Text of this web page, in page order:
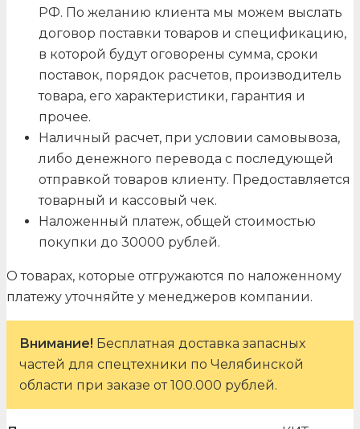
РФ. По желанию клиента мы можем выслать
договор поставки товаров и спецификацию,
в которой будут оговорены сумма, сроки
поставок, порядок расчетов, производитель
товара, его характеристики, гарантия и
прочее.
Наличный расчет, при условии самовывоза,
либо денежного перевода с последующей
отправкой товаров клиенту. Предоставляется
товарный и кассовый чек.
Наложенный платеж, общей стоимостью
покупки до 30000 рублей.
О товарах, которые отгружаются по наложенному
платежу уточняйте у менеджеров компании.
Внимание! Бесплатная доставка запасных
частей для спецтехники по Челябинской
области при заказе от 100.000 рублей.